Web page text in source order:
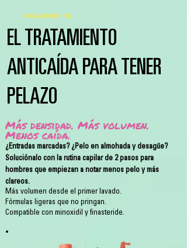
EL TRATAMIENTO
ANTICAÍDA PARA TENER
PELAZO
Más densidad. Más volumen.
Menos caída.
¿Entradas marcadas? ¿Pelo en almohada y desagüe?
Soluciónalo con la rutina capilar de 2 pasos para
hombres que empiezan a notar menos pelo y más
clareos.
Más volumen desde el primer lavado.
Fórmulas ligeras que no pringan.
Compatible con minoxidil y finasteride.
PACK AHORRO -15%